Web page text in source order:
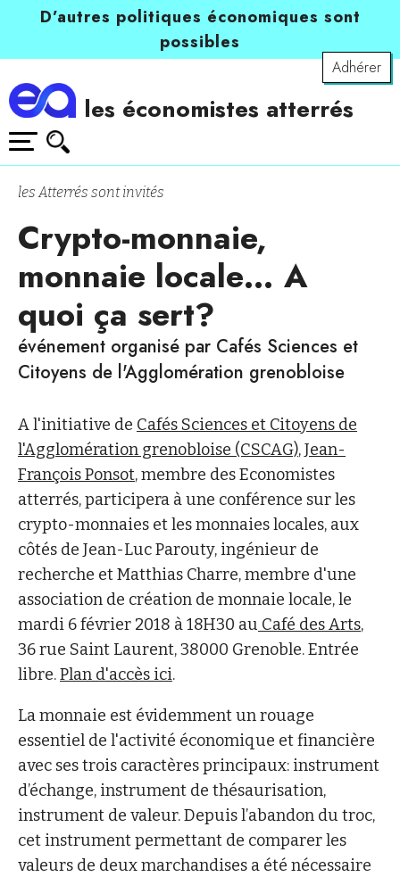
D’autres politiques économiques sont
possibles
Adhérer
les économistes atterrés
les Atterrés sont invités
Crypto-monnaie,
monnaie locale… A
quoi ça sert?
événement organisé par Cafés Sciences et
Citoyens de l'Agglomération grenobloise
A l'initiative de Cafés Sciences et Citoyens de
l'Agglomération grenobloise (CSCAG),Jean-
François Ponsot, membre des Economistes
atterrés, participera à une conférence sur les
crypto-monnaies et les monnaies locales, aux
côtés de Jean-Luc Parouty, ingénieur de
recherche et Matthias Charre, membre d'une
association de création de monnaie locale, le
mardi 6 février 2018 à 18H30 au Café des Arts,
36 rue Saint Laurent, 38000 Grenoble. Entrée
libre.Plan d'accès ici.
La monnaie est évidemment un rouage
essentiel de l'activité économique et financière
avec ses trois caractères principaux: instrument
d’échange, instrument de thésaurisation,
instrument de valeur. Depuis l’abandon du troc,
cet instrument permettant de comparer les
valeurs de deux marchandises a été nécessaire